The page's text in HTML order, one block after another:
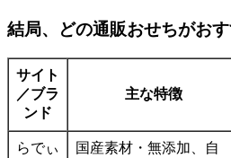
結局、どの通販おせちがおす
サイト
／ブラ
ンド
主な特徴
らでぃ
国産素材・無添加、自